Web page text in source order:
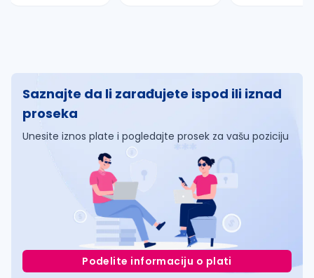
Saznajte da li zarađujete ispod ili iznad
proseka
Unesite iznos plate i pogledajte prosek za vašu poziciju
Podelite informaciju o plati